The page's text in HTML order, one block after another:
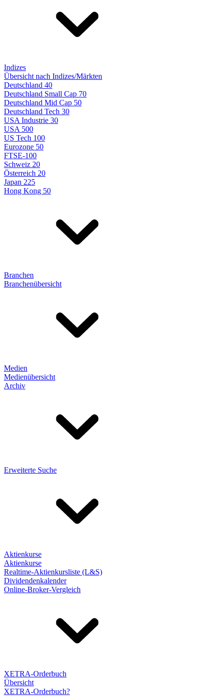
Indizes
Übersicht nach Indizes/Märkten
Deutschland 40
Deutschland Small Cap 70
Deutschland Mid Cap 50
Deutschland Tech 30
USA Industrie 30
USA 500
US Tech 100
Eurozone 50
FTSE-100
Schweiz 20
Österreich 20
Japan 225
Hong Kong 50
Branchen
Branchenübersicht
Medien
Medienübersicht
Archiv
Erweiterte Suche
Aktienkurse
Aktienkurse
Realtime-Aktienkursliste (L&S)
Dividendenkalender
Online-Broker-Vergleich
XETRA-Orderbuch
Übersicht
XETRA-Orderbuch?